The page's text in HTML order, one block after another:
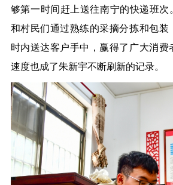
够第一时间赶上送往南宁的快递班次
和村民们通过熟练的采摘分拣和包装
时内送达客户手中，赢得了广大消费
速度也成了朱新宇不断刷新的记录。